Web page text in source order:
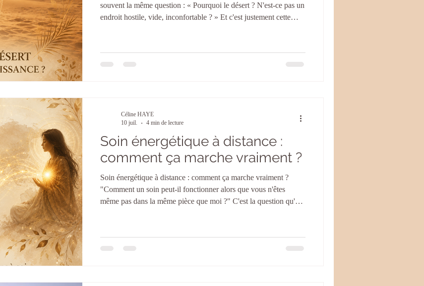
souvent la même question : « Pourquoi le désert ? N'est-ce pas un
endroit hostile, vide, inconfortable ? » Et c'est justement cette
vous expliquer pourquoi. Le vide du désert, un espace pour se
Soin énergétique à distance :
comment ça marche vraiment ?
Soin énergétique à distance : comment ça marche vraiment ?
"Comment un soin peut-il fonctionner alors que vous n'êtes
même pas dans la même pièce que moi ?" C'est la question qu'on
je vous propose de sortir du flou et de vous expliquer,
Céline HAYE
10 juil.
4 min de lecture